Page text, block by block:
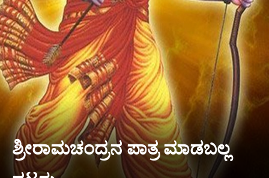
ಶ್ರೀರಾಮಚಂದ್ರನ ಪಾತ್ರ ಮಾಡಬಲ್ಲ